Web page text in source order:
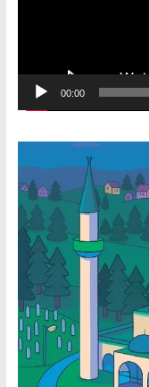
00:00